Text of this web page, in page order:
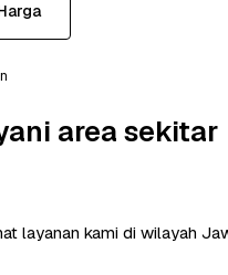
area sekitar
layanan kami di wilayah